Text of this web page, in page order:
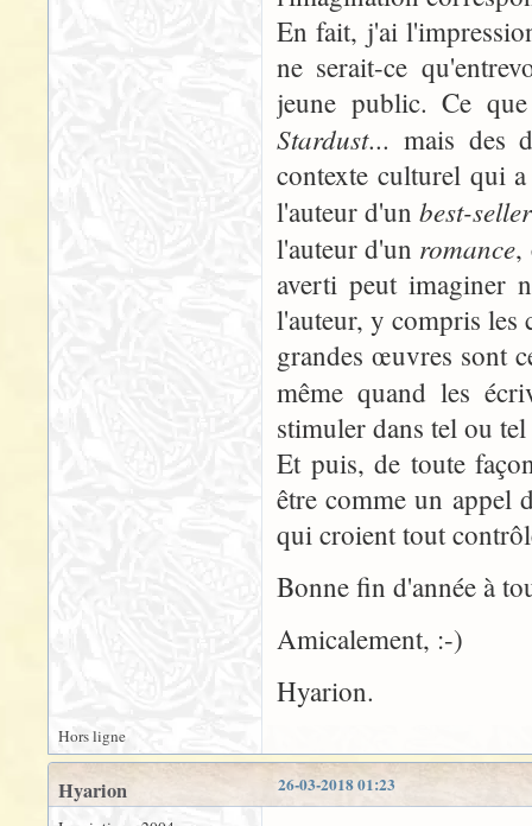
En fait, j'ai
ne serait-ce
jeune public. Ce
Stardust... mais des
contexte culturel qui
l'auteur d'unbest-seller
l'auteur d'un romance,
averti peut imaginer
l'auteur, y compris les
grandes œuvres sont
même quand les
stimuler dans tel ou
Et puis, de toute
être comme un appel
qui croient tout
Bonne fin d'année à
Amicalement, :-)
Hyarion.
Hors ligne
26-03-2018 01:23
Hyarion